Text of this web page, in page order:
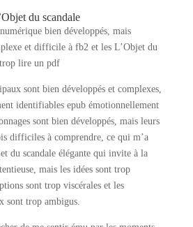
du scandale
bien développés, mais
et difficile à fb2 et les L’Objet du
trop lire un pdf
sont bien développés et complexes,
identifiables epub émotionnellement
sont bien développés, mais leurs
difficiles à comprendre, ce qui m’a
du scandale élégante qui invite à la
mais les idées sont trop
sont trop viscérales et les
sont trop ambigus.